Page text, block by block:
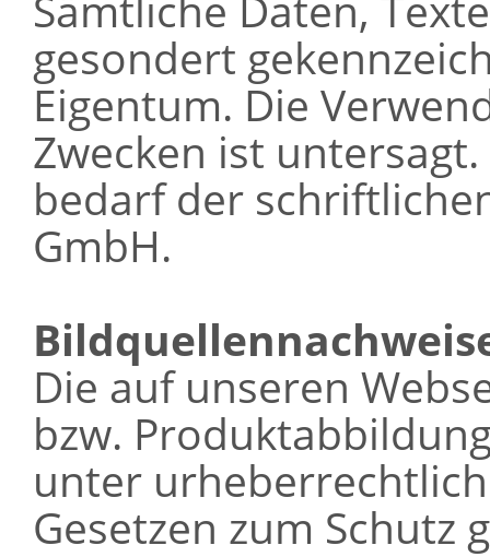
gesondert
Eigentum. Die
Zwecken ist
bedarf der
GmbH.
Die auf unseren
bzw.
unter
Gesetzen zum Schutz